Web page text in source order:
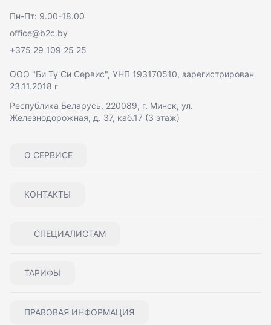
Пн-Пт: 9.00-18.00
office@b2c.by
+375 29 109 25 25
О СЕРВИСЕ
КОНТАКТЫ
СПЕЦИАЛИСТАМ
ТАРИФЫ
ПРАВОВАЯ ИНФОРМАЦИЯ
ООО "Би Ту Си Сервис", УНП 193170510, зарегистрирован
23.11.2018 г
Республика Беларусь, 220089, г. Минск, ул.
Железнодорожная, д. 37, каб.17 (3 этаж)